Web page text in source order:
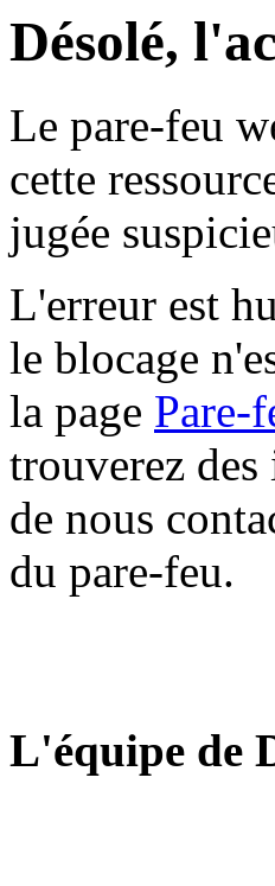
Désolé,
Le pare-feu
cette
jugée
L'erreur est
le blocage
la page Pare-
trouverez
de nous
du pare-feu.
L'équipe de